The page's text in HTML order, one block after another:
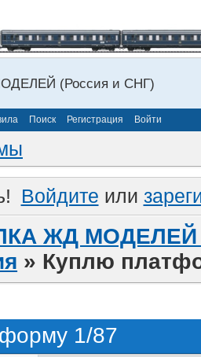
(Россия и СНГ)
Поиск Регистрация Войти
Войдите или
ЖД МОДЕЛЕЙ
» Куплю
1/87